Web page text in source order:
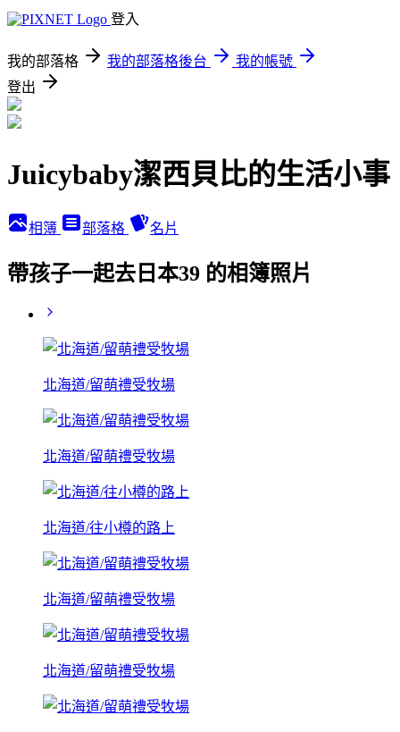
登入
我的部落格 我的部落格後台
我的帳號
登出
Juicybaby潔西貝比的生活小事
相簿 部落格 名片
帶孩子一起去日本39 的相簿照片
北海道/留萌禮受牧場
北海道/留萌禮受牧場
北海道/往小樽的路上
北海道/留萌禮受牧場
北海道/留萌禮受牧場